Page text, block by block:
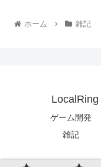
ホーム 雑記
ゲーム開発
雑記